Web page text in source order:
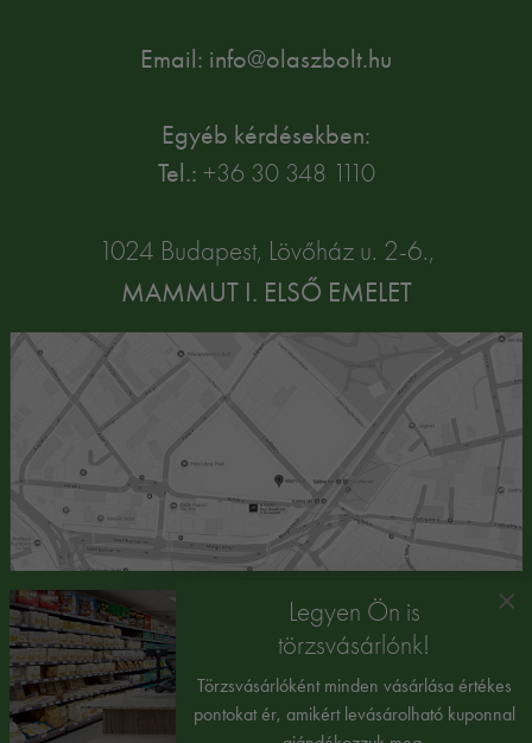
Email: info@olaszbolt.hu
Egyéb kérdésekben:
Tel.: +36 30 348 1110
1024 Budapest, Lövőház u. 2-6.,
MAMMUT I. ELSŐ EMELET
×
Legyen Ön is
törzsvásárlónk!
Törzsvásárlóként minden vásárlása értékes
pontokat ér, amikért levásárolható kuponnal